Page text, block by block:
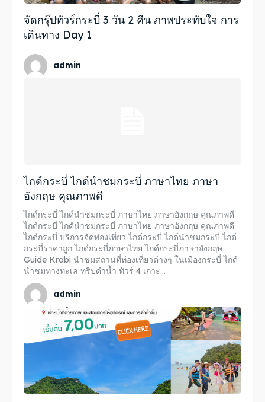
จัดกรุ๊ปทัวร์กระบี่ 3 วัน 2 คืน ภาพประทับใจ การ
เดินทาง Day 1
admin
ไกด์กระบี่ ไกด์นำชมกระบี่ ภาษาไทย ภาษา
อังกฤษ คุณภาพดี
ไกด์กระบี่ ไกด์นำชมกระบี่ ภาษาไทย ภาษาอังกฤษ คุณภาพดี
ไกด์กระบี่ ไกด์นำชมกระบี่ ภาษาไทย ภาษาอังกฤษ คุณภาพดี
ไกด์กระบี่ บริการจ้ดท่องเที่ยว ไกด์กระบี่ ไกด์นำชมกระบี่ ไกด์
กระบี่ราคาถูก ไกด์กระบี่ภาษาไทย ไกด์กระบี่ภาษาอังกฤษ
Guide Krabi นำชมสถานที่ท่องเที่ยวต่างๆ ในเมืองกระบี่ ไกด์
นำชมทางทะเล ทริปดำน้ำ ทัวร์ 4 เกาะ...
admin